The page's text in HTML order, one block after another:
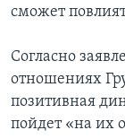
сможет
Согласно
отношениях
позитивная
пойдет «на их